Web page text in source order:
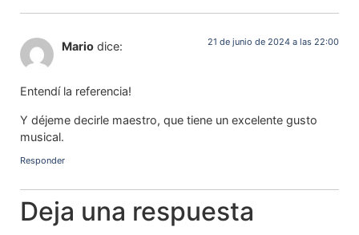
Mario dice: 21 de junio de 2024 a las 22:00
Entendí la referencia!
Y déjeme decirle maestro, que tiene un excelente gusto
musical.
Responder
Deja una respuesta